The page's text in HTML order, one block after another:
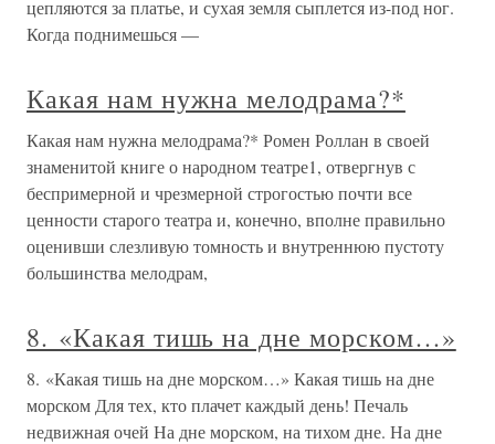
цепляются за платье, и сухая земля сыплется из-под ног.
Когда поднимешься —
Какая нам нужна мелодрама?*
Какая нам нужна мелодрама?* Ромен Роллан в своей
знаменитой книге о народном театре1, отвергнув с
беспримерной и чрезмерной строгостью почти все
ценности старого театра и, конечно, вполне правильно
оценивши слезливую томность и внутреннюю пустоту
большинства мелодрам,
8. «Какая тишь на дне морском…»
8. «Какая тишь на дне морском…» Какая тишь на дне
морском Для тех, кто плачет каждый день! Печаль
недвижная очей На дне морском, на тихом дне. На дне